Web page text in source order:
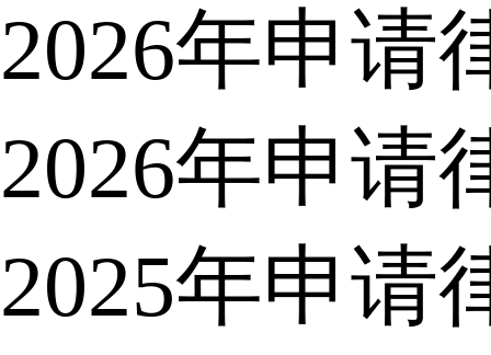
2026年申请
2026年申请
2025年申请